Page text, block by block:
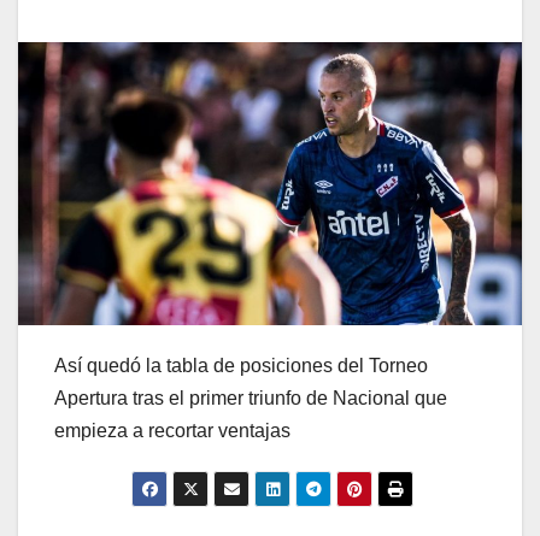
Así quedó la tabla de posiciones del Torneo
Apertura tras el primer triunfo de Nacional que
empieza a recortar ventajas